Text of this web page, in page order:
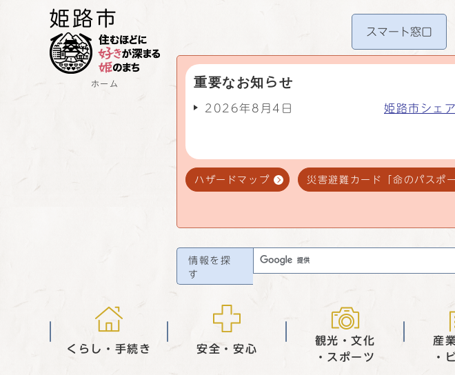
ホーム
スマート窓口
重要なお知らせ
2026年8月4日 姫路市シェ
ハザードマップ 災害避難カード「命のパスポー
情報を探
す
くらし・手続き 安全・安心
観光・文化
・スポーツ
産
・